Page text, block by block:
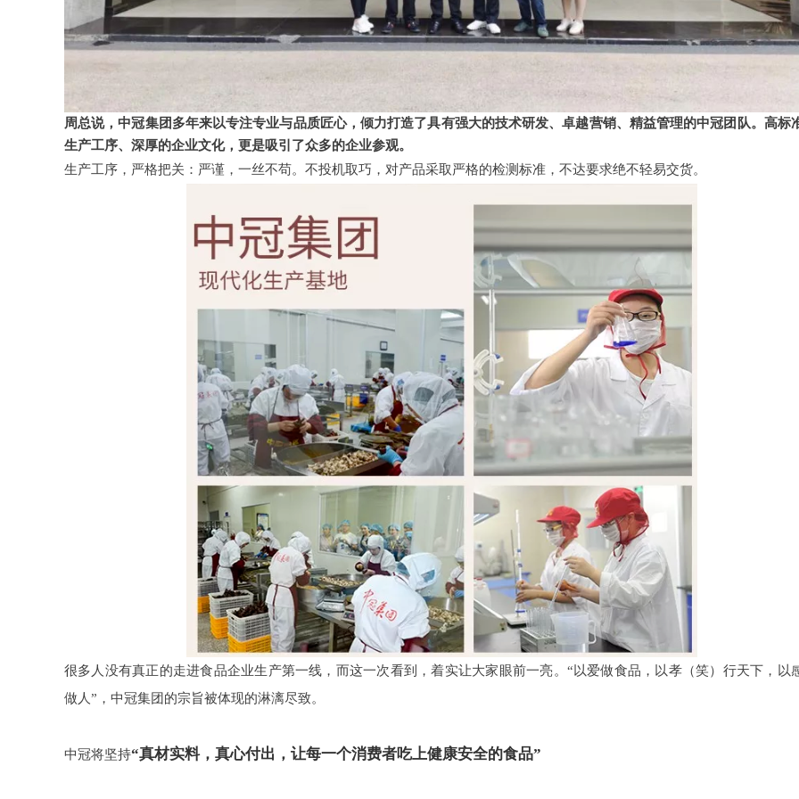
周总说，中冠集团多年来以专注专业与品质匠心，倾力打造了具有强大的技术研发、卓越营销、精益管理的中冠团队。 高标
生产工序、深厚的企业文化，更是吸引了众多的企业参观。
生产工序，严格把关：严谨，一丝不苟。不投机取巧，对产品采取严格的检测标准，不达要求绝不轻易交货。
很多人没有真正的走进食品企业生产第一线，而这一次看到，着实让大家眼前一亮。“以爱做食品，以孝（笑）行天下，以
做人”，中冠集团的宗旨被体现的淋漓尽致。
中冠将坚持“真材实料，真心付出，让每一个消费者吃上健康安全的食品”